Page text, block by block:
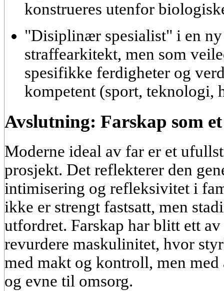
konstrueres utenfor
"Disiplinær spesialist" i en
straffearkitekt, men som
spesifikke ferdigheter og
kompetent (sport, teknologi,
Avslutning: Farskap som
Moderne ideal av far er et
prosjekt. Det reflekterer den
intimisering og refleksivitet i
ikke er strengt fastsatt, men
utfordret. Farskap har blitt ett
revurdere maskulinitet, hvor
med makt og kontroll, men
og evne til omsorg.